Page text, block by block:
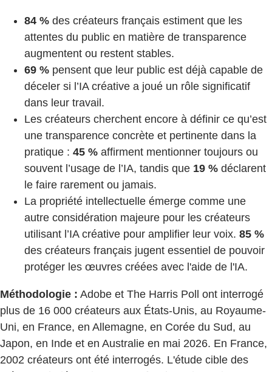
84 % des créateurs français estiment que les
attentes du public en matière de transparence
augmentent ou restent stables.
69 % pensent que leur public est déjà capable de
déceler si l’IA créative a joué un rôle significatif
dans leur travail.
Les créateurs cherchent encore à définir ce qu’est
une transparence concrète et pertinente dans la
pratique : 45 % affirment mentionner toujours ou
souvent l’usage de l’IA, tandis que 19 % déclarent
le faire rarement ou jamais.
La propriété intellectuelle émerge comme une
autre considération majeure pour les créateurs
utilisant l’IA créative pour amplifier leur voix. 85 %
des créateurs français jugent essentiel de pouvoir
protéger les œuvres créées avec l'aide de l'IA.
Méthodologie : Adobe et The Harris Poll ont interrogé
plus de 16 000 créateurs aux États-Unis, au Royaume-
Uni, en France, en Allemagne, en Corée du Sud, au
Japon, en Inde et en Australie en mai 2026. En France,
2002 créateurs ont été interrogés. L'étude cible des